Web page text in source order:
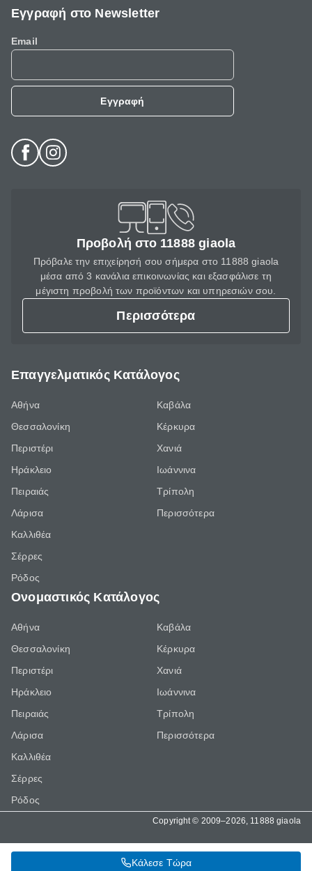
Κάλεσε Τώρα
Εγγραφή στο Newsletter
Email
Εγγραφή
Προβολή στο 11888 giaola
Πρόβαλε την επιχείρησή σου σήμερα στο 11888 giaola
μέσα από 3 κανάλια επικοινωνίας και εξασφάλισε τη
μέγιστη προβολή των προϊόντων και υπηρεσιών σου.
Περισσότερα
Επαγγελματικός Κατάλογος
Αθήνα
Θεσσαλονίκη
Περιστέρι
Ηράκλειο
Πειραιάς
Λάρισα
Καλλιθέα
Σέρρες
Ρόδος
Καβάλα
Κέρκυρα
Χανιά
Ιωάννινα
Τρίπολη
Περισσότερα
Ονομαστικός Κατάλογος
Αθήνα
Θεσσαλονίκη
Περιστέρι
Ηράκλειο
Πειραιάς
Λάρισα
Καλλιθέα
Σέρρες
Ρόδος
Καβάλα
Κέρκυρα
Χανιά
Ιωάννινα
Τρίπολη
Περισσότερα
Copyright © 2009–2026, 11888 giaola